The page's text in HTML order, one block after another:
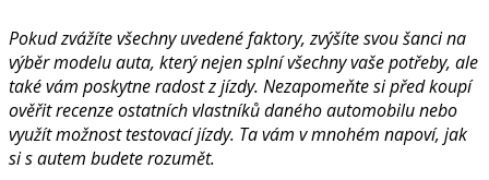
Pokud zvážíte všechny uvedené faktory, zvýšíte svou šanci na
výběr modelu auta, který nejen splní všechny vaše potřeby, ale
také vám poskytne radost z jízdy. Nezapomeňte si před koupí
ověřit recenze ostatních vlastníků daného automobilu nebo
využít možnost testovací jízdy. Ta vám v mnohém napoví, jak
si s autem budete rozumět.